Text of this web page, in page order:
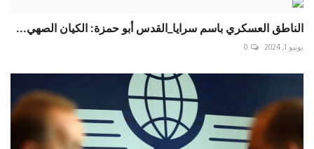
الناطق العسكري باسم ‎سرايا_القدس أبو حمزة: الكيان الصهي...
يونيو 1, 2024 0